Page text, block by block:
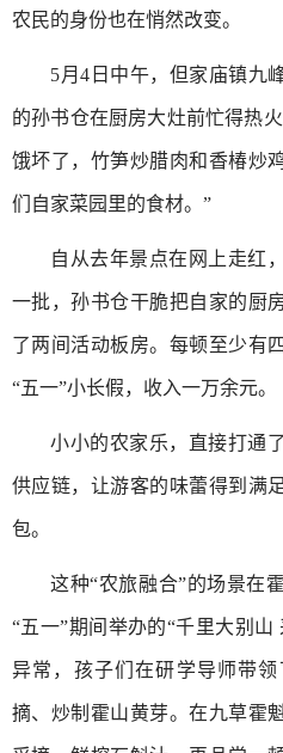
农民的身份也在悄然改变。
5月4日中午，但家庙镇九
的孙书仓在厨房大灶前忙得热
饿坏了，竹笋炒腊肉和香椿炒
们自家菜园里的食材。”
自从去年景点在网上走红
一批，孙书仓干脆把自家的厨
了两间活动板房。每顿至少有
“五一”小长假，收入一万余元。
小小的农家乐，直接打通
供应链，让游客的味蕾得到满
包。
这种“农旅融合”的场景在
“五一”期间举办的“千里大别
异常，孩子们在研学导师带
摘、炒制霍山黄芽。在九草霍